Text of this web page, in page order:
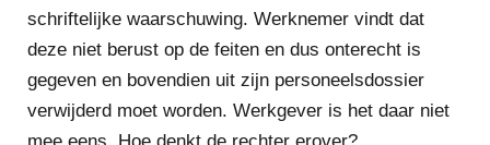
schriftelijke waarschuwing. Werknemer vindt dat
deze niet berust op de feiten en dus onterecht is
gegeven en bovendien uit zijn personeelsdossier
verwijderd moet worden. Werkgever is het daar niet